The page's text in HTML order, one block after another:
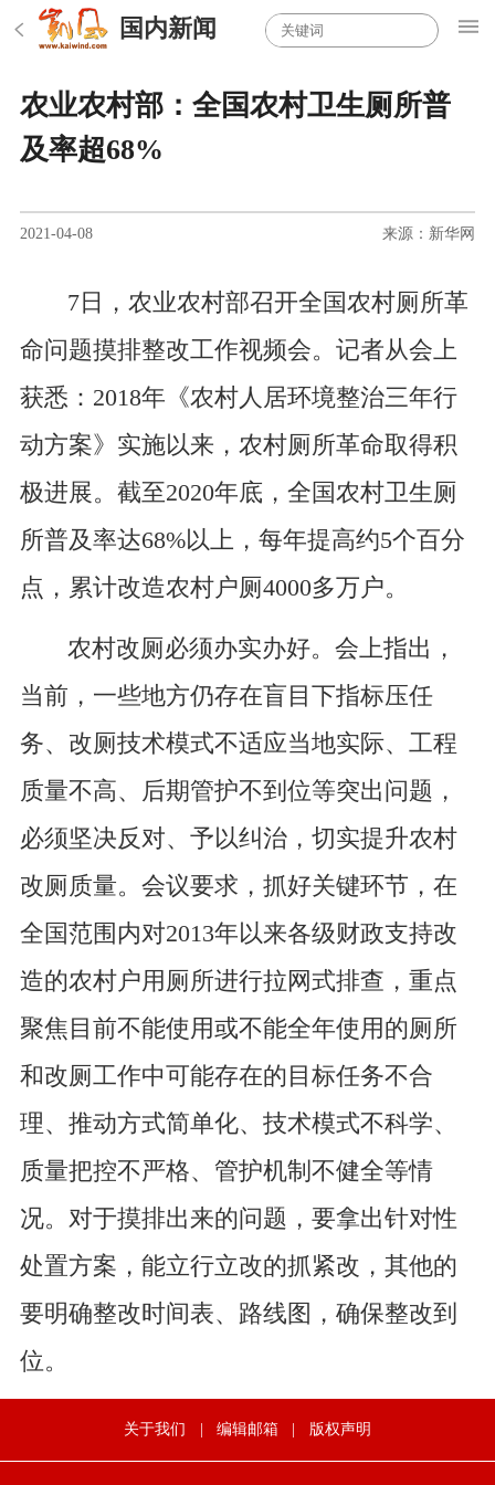
国内新闻
农业农村部：全国农村卫生厕所普
及率超68%
2021-04-08 来源：新华网
7日，农业农村部召开全国农村厕所革
命问题摸排整改工作视频会。记者从会上
获悉：2018年《农村人居环境整治三年行
动方案》实施以来，农村厕所革命取得积
极进展。截至2020年底，全国农村卫生厕
所普及率达68%以上，每年提高约5个百分
点，累计改造农村户厕4000多万户。
农村改厕必须办实办好。会上指出，
当前，一些地方仍存在盲目下指标压任
务、改厕技术模式不适应当地实际、工程
质量不高、后期管护不到位等突出问题，
必须坚决反对、予以纠治，切实提升农村
改厕质量。会议要求，抓好关键环节，在
全国范围内对2013年以来各级财政支持改
造的农村户用厕所进行拉网式排查，重点
聚焦目前不能使用或不能全年使用的厕所
和改厕工作中可能存在的目标任务不合
理、推动方式简单化、技术模式不科学、
质量把控不严格、管护机制不健全等情
况。对于摸排出来的问题，要拿出针对性
处置方案，能立行立改的抓紧改，其他的
要明确整改时间表、路线图，确保整改到
位。
关于我们 | 编辑邮箱 | 版权声明